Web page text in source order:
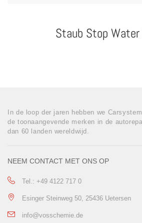
Staub Stop
In de loop der jaren hebben we
de toonaangevende merken in de
dan 60 landen wereldwijd.
NEEM CONTACT MET ONS OP
Tel.: +49 4122 717 0
Esinger Steinweg 50, 25436 Uetersen
info@vosschemie.de